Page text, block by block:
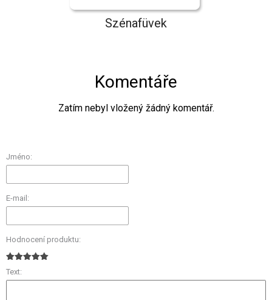
Szénafüvek
Komentáře
Zatím nebyl vložený žádný komentář.
Jméno:
E-mail:
Hodnocení produktu:
Text: